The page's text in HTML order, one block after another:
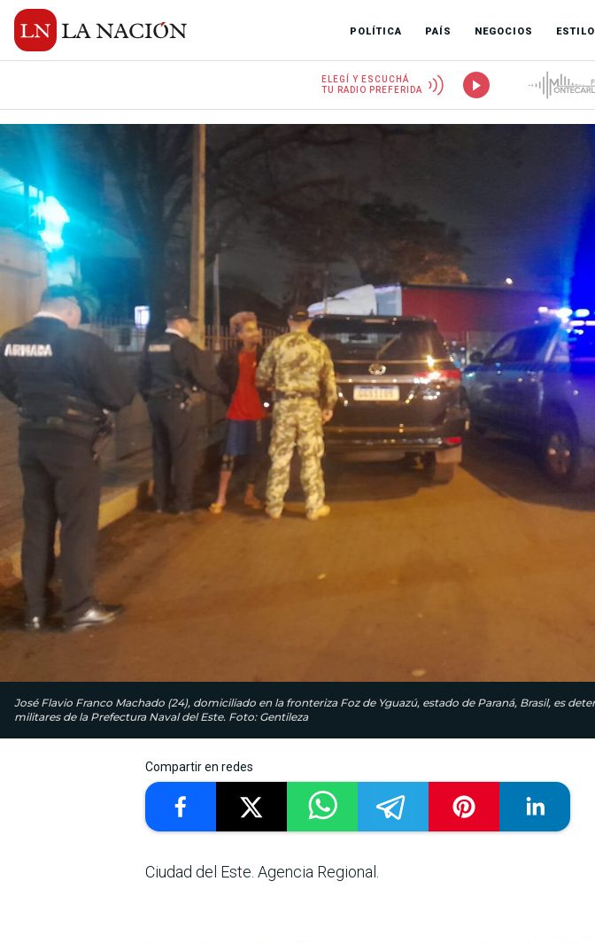
POLÍTICA PAÍS NEGOCIOS
ELEGÍ Y ESCUCHÁ
TU RADIO PREFERIDA
José Flavio Franco Machado (24), domiciliado en la fronteriza Foz de Yguazú, estado de Paraná, Brasil, es
militares de la Prefectura Naval del Este. Foto: Gentileza
Compartir en redes
Ciudad del Este. Agencia Regional.